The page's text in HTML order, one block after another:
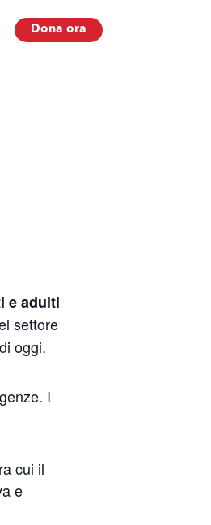
Dona ora
e adulti
settore
oggi.
I
cui il
e